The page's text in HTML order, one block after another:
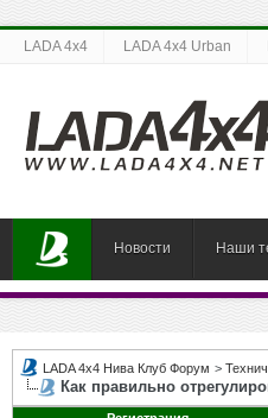
LADA 4x4 LADA 4x4 Urban
Новости Наши
LADA 4x4 Нива Клуб Форум >
Как правильно